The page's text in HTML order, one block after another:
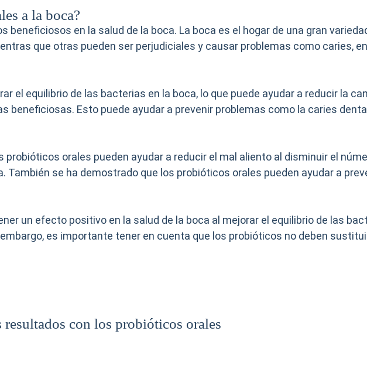
a la boca?
en la salud de la boca. La boca es el hogar de una gran
que otras pueden ser perjudiciales y causar problemas como caries,
el equilibrio de las bacterias en la boca, lo que puede ayudar a reducir la
beneficiosas. Esto puede ayudar a prevenir problemas como la caries
orales pueden ayudar a reducir el mal aliento al disminuir el
También se ha demostrado que los probióticos orales pueden ayudar a
un efecto positivo en la salud de la boca al mejorar el equilibrio de las
es importante tener en cuenta que los probióticos no deben
con los probióticos orales